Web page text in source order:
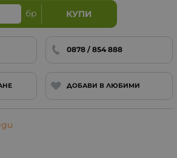
бр КУПИ
0878 / 854 888
ДОБАВИ В ЛЮБИМИ